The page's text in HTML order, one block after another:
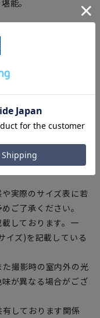
能。
な着心地をサポー
ズ等の仕様に変更が
ださい。
表を確認の上、ご購
実際のサイズ表に若
ご了承ください。
しております。一
イズ)を記載している
撮影時の室内外の光
が異なる場合がござ
しております関係